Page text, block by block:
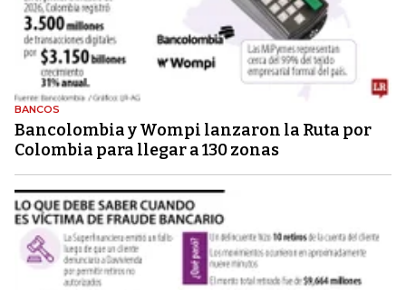
BANCOS
Bancolombia y Wompi lanzaron la Ruta por
Colombia para llegar a 130 zonas